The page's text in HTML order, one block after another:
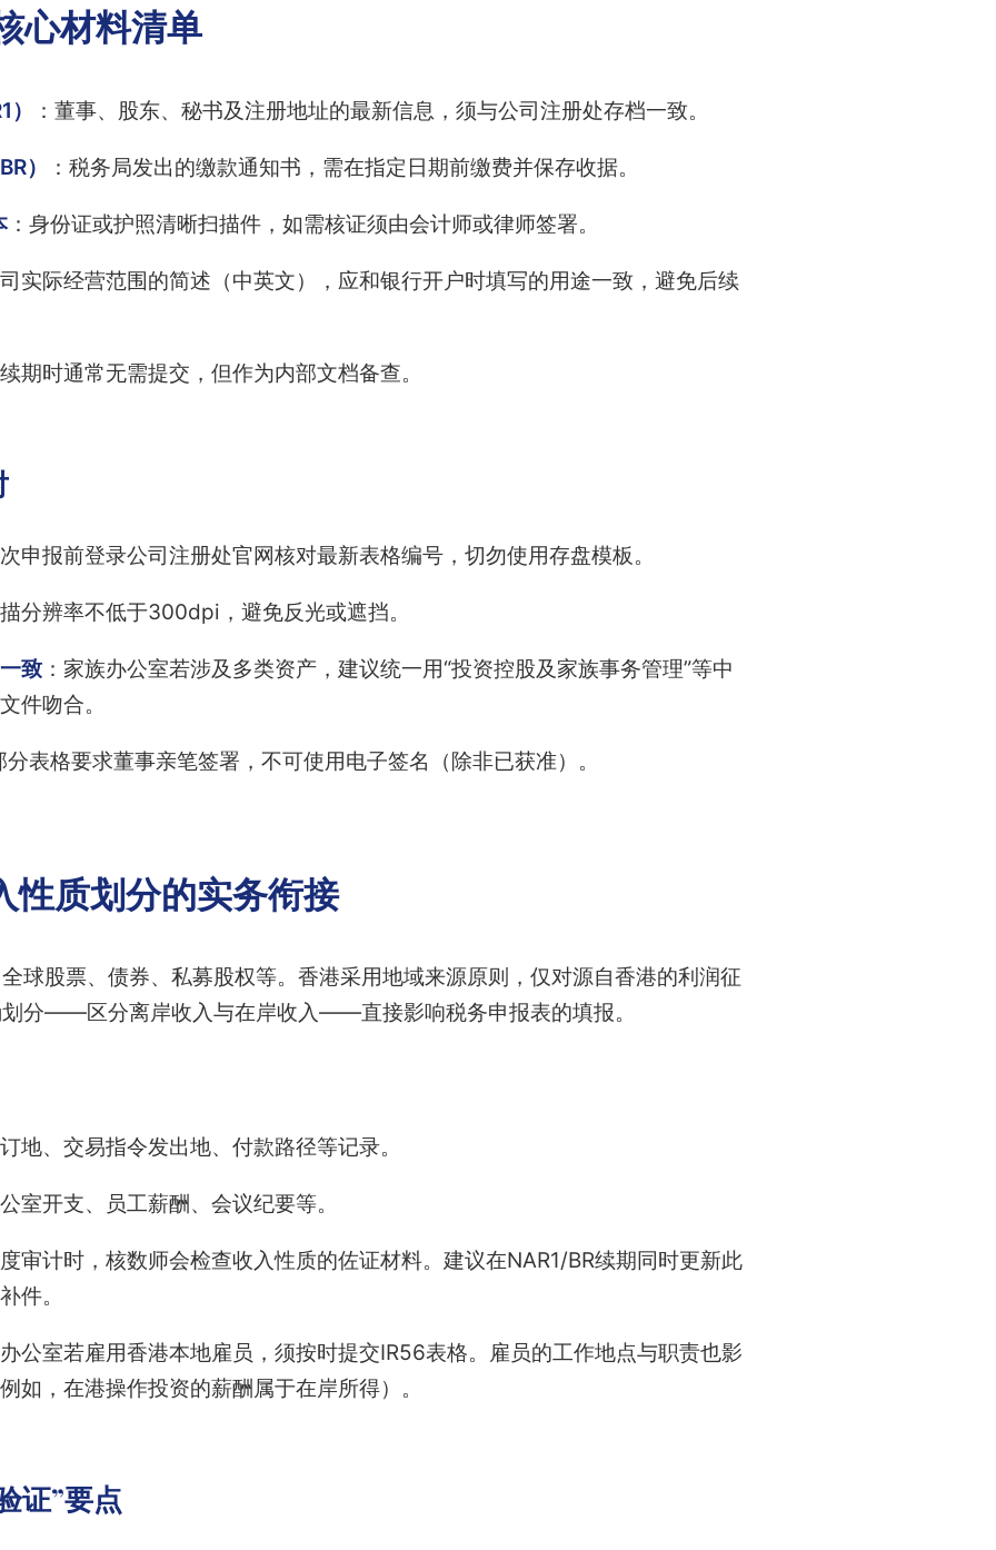
心材料清单
：董事、股东、秘书及注册地址的最新信息，须与公司注册处存档一致。
） ：税务局发出的缴款通知书，需在指定日期前缴费并保存收据。
：身份证或护照清晰扫描件，如需核证须由会计师或律师签署。
实际经营范围的简述（中英文），应和银行开户时填写的用途一致，避免后续
期时通常无需提交，但作为内部文档备查。
申报前登录公司注册处官网核对最新表格编号，切勿使用存盘模板。
分辨率不低于300dpi，避免反光或遮挡。
致：家族办公室若涉及多类资产，建议统一用“投资控股及家族事务管理”等中
件吻合。
分表格要求董事亲笔签署，不可使用电子签名（除非已获准）。
性质划分的实务衔接
球股票、债券、私募股权等。香港采用地域来源原则，仅对源自香港的利润征
分——区分离岸收入与在岸收入——直接影响税务申报表的填报。
地、交易指令发出地、付款路径等记录。
室开支、员工薪酬、会议纪要等。
审计时，核数师会检查收入性质的佐证材料。建议在NAR1/BR续期同时更新此
件。
公室若雇用香港本地雇员，须按时提交IR56表格。雇员的工作地点与职责也影
如，在港操作投资的薪酬属于在岸所得）。
证”要点